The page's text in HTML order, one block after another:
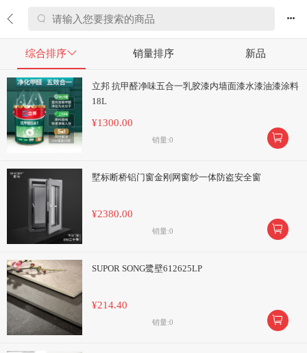
 
综合排序 销量排序 新品
立邦 抗甲醛净味五合一乳胶漆内墙面漆水漆油漆涂料
18L
¥1300.00
销量:0 
墅标断桥铝门窗金刚网窗纱一体防盗安全窗
¥2380.00
销量:0 
SUPOR SONG鹭壁612625LP
¥214.40
销量:0 